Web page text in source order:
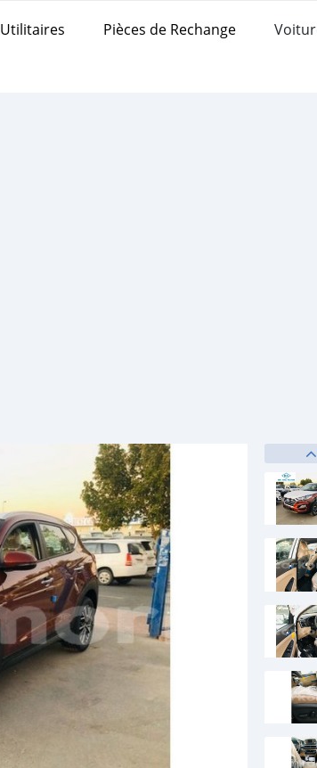
Utilitaires Pièces de Rechange